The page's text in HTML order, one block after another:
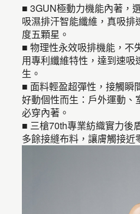
■ 3GUN極動力機能內著，
吸濕排汗智能纖維，真吸排
度五顆星。
■ 物理性永效吸排機能，不
用專利纖維特性，達到速
生。
■ 面料輕盈超彈性，接觸瞬
好動個性而生：戶外運動、
必穿內著。
■ 三槍70th專業紡織實力後
多餘接縫布料，讓膚觸接近